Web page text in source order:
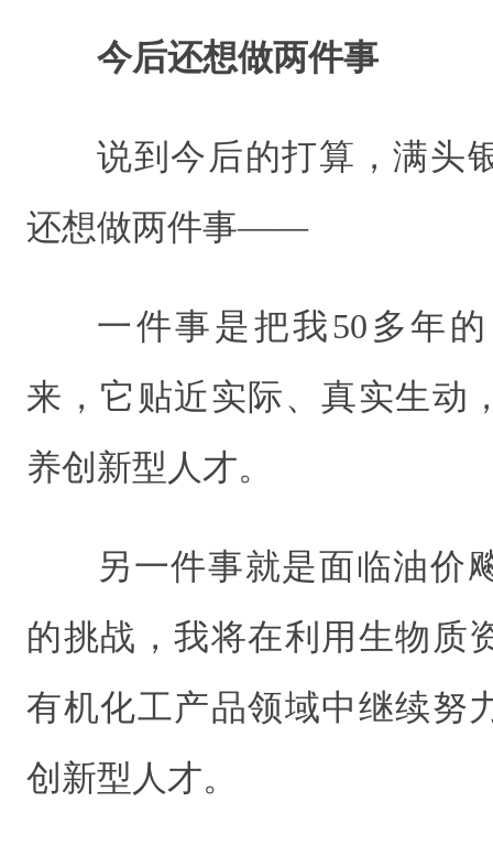
今后还想做两件事
说到今后的打算，满头
还想做两件事——
一件事是把我50多年
来，它贴近实际、真实生动
养创新型人才。
另一件事就是面临油价
的挑战，我将在利用生物质
有机化工产品领域中继续努
创新型人才。